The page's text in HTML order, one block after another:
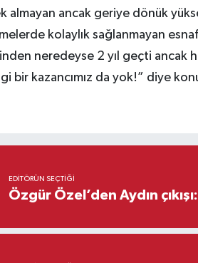
almayan ancak geriye dönük
kolaylık sağlanmayan
neredeyse 2 yıl geçti ancak
bir kazancımız da yok!” diye
EDITÖRÜN SEÇTIĞI
Özgür Özel’den Aydın